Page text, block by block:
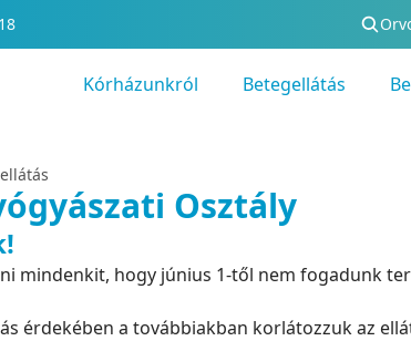
Kórházunkról Betegellátás
Osztály
mindenkit, hogy június 1-től nem fogadunk
érdekében a továbbiakban korlátozzuk az